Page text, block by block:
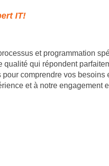
IT!
et programmation
qui répondent
comprendre vos
et à notre engagement